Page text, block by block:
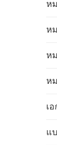
ห
ห
ห
ห
เ
แ